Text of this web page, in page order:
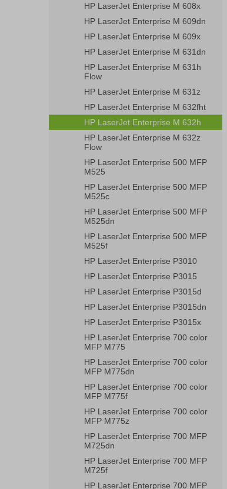
HP LaserJet Enterprise M 608x
HP LaserJet Enterprise M 609dn
HP LaserJet Enterprise M 609x
HP LaserJet Enterprise M 631dn
HP LaserJet Enterprise M 631h
Flow
HP LaserJet Enterprise M 631z
HP LaserJet Enterprise M 632fht
HP LaserJet Enterprise M 632h
HP LaserJet Enterprise M 632z
Flow
HP LaserJet Enterprise 500 MFP
M525
HP LaserJet Enterprise 500 MFP
M525c
HP LaserJet Enterprise 500 MFP
M525dn
HP LaserJet Enterprise 500 MFP
M525f
HP LaserJet Enterprise P3010
HP LaserJet Enterprise P3015
HP LaserJet Enterprise P3015d
HP LaserJet Enterprise P3015dn
HP LaserJet Enterprise P3015x
HP LaserJet Enterprise 700 color
MFP M775
HP LaserJet Enterprise 700 color
MFP M775dn
HP LaserJet Enterprise 700 color
MFP M775f
HP LaserJet Enterprise 700 color
MFP M775z
HP LaserJet Enterprise 700 MFP
M725dn
HP LaserJet Enterprise 700 MFP
M725f
HP LaserJet Enterprise 700 MFP